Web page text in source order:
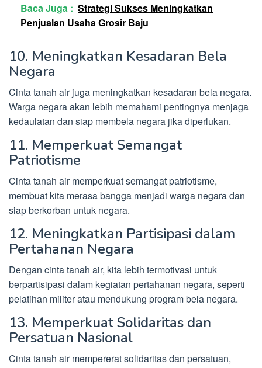
Baca Juga : Strategi Sukses Meningkatkan
Penjualan Usaha Grosir Baju
10. Meningkatkan Kesadaran Bela
Negara
Cinta tanah air juga meningkatkan kesadaran bela negara.
Warga negara akan lebih memahami pentingnya menjaga
kedaulatan dan siap membela negara jika diperlukan.
11. Memperkuat Semangat
Patriotisme
Cinta tanah air memperkuat semangat patriotisme,
membuat kita merasa bangga menjadi warga negara dan
siap berkorban untuk negara.
12. Meningkatkan Partisipasi dalam
Pertahanan Negara
Dengan cinta tanah air, kita lebih termotivasi untuk
berpartisipasi dalam kegiatan pertahanan negara, seperti
pelatihan militer atau mendukung program bela negara.
13. Memperkuat Solidaritas dan
Persatuan Nasional
Cinta tanah air mempererat solidaritas dan persatuan,